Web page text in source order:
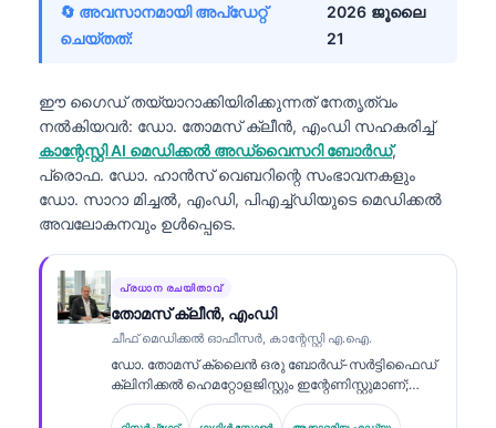
🔄 അവസാനമായി അപ്ഡേറ്റ്
ചെയ്തത്:
2026 ജൂലൈ
21
ഈ ഗൈഡ് തയ്യാറാക്കിയിരിക്കുന്നത് നേതൃത്വം
നൽകിയവർ: ഡോ. തോമസ് ക്ലീൻ, എംഡി സഹകരിച്ച്
കാന്റേസ്റ്റി AI മെഡിക്കൽ അഡ്വൈസറി ബോർഡ്,
പ്രൊഫ. ഡോ. ഹാൻസ് വെബറിന്റെ സംഭാവനകളും
ഡോ. സാറാ മിച്ചൽ, എംഡി, പിഎച്ച്ഡിയുടെ മെഡിക്കൽ
അവലോകനവും ഉൾപ്പെടെ.
പ്രധാന രചയിതാവ്
തോമസ് ക്ലീൻ, എംഡി
ചീഫ് മെഡിക്കൽ ഓഫീസർ, കാന്റേസ്റ്റി എ.ഐ.
ഡോ. തോമസ് ക്ലൈൻ ഒരു ബോർഡ്-സർട്ടിഫൈഡ്
ക്ലിനിക്കൽ ഹെമറ്റോളജിസ്റ്റും ഇന്റേണിസ്റ്റുമാണ്;
ലബോറട്ടറി മെഡിസിനിൽ 15 വർഷത്തിലധികം
അനുഭവവും AI സഹായത്തോടെ ക്ലിനിക്കൽ